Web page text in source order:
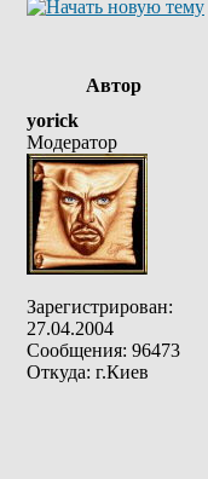
Автор
yorick
Модератор
Зарегистрирован:
27.04.2004
Сообщения: 96473
Откуда: г.Киев